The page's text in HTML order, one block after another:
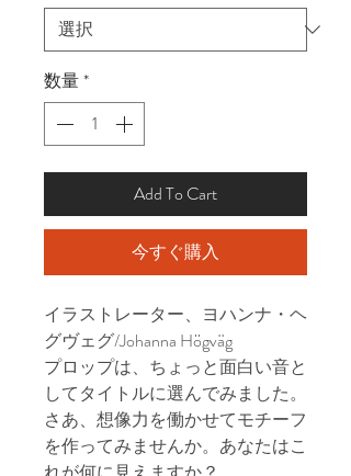
数量*
Add To Cart
今すぐ購入
イラストレーター、ヨハンナ・ヘ
グヴェグ/Johanna Högväg
プロップは、ちょっと面白い音と
してタイトルに選んでみました。
さあ、想像力を働かせてモチーフ
を作ってみませんか。あなたはこ